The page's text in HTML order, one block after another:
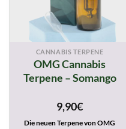
CANNABIS TERPENE
OMG Cannabis
Terpene – Somango
9,90€
Die neuen Terpene von OMG